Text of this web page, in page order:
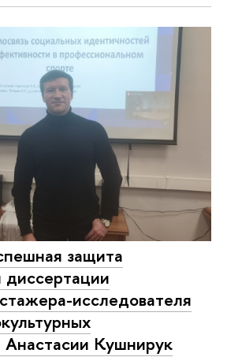
защита
диссертации
исследователя
Анастасии Кушнирук